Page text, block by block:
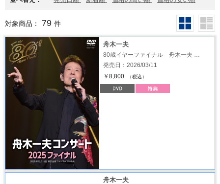
対象商品： 79 件
舟木一夫
80歳イヤーファイナル 舟木一夫 …
発売日：2026/03/11
￥8,800
（税込）
舟木一夫